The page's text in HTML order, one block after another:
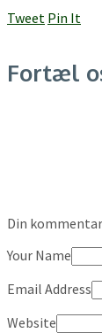
Tweet Pin It
Fortæl
Din kommentar
Your Name
Email Address
Website